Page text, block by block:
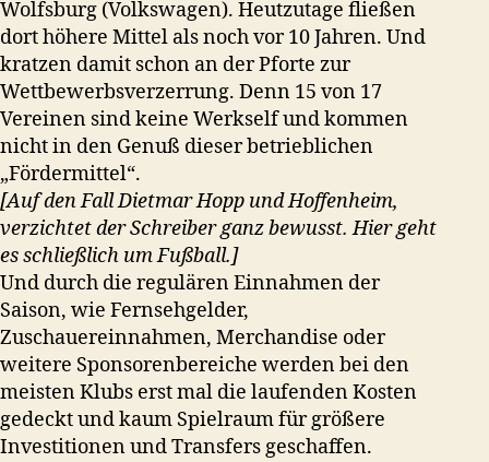
Wolfsburg (Volkswagen). Heutzutage fließen
dort höhere Mittel als noch vor 10 Jahren. Und
kratzen damit schon an der Pforte zur
Wettbewerbsverzerrung. Denn 15 von 17
Vereinen sind keine Werkself und kommen
nicht in den Genuß dieser betrieblichen
„Fördermittel“.
[Auf den Fall Dietmar Hopp und Hoffenheim,
verzichtet der Schreiber ganz bewusst. Hier geht
es schließlich um Fußball.]
Und durch die regulären Einnahmen der
Saison, wie Fernsehgelder,
Zuschauereinnahmen, Merchandise oder
weitere Sponsorenbereiche werden bei den
meisten Klubs erst mal die laufenden Kosten
gedeckt und kaum Spielraum für größere
Investitionen und Transfers geschaffen.